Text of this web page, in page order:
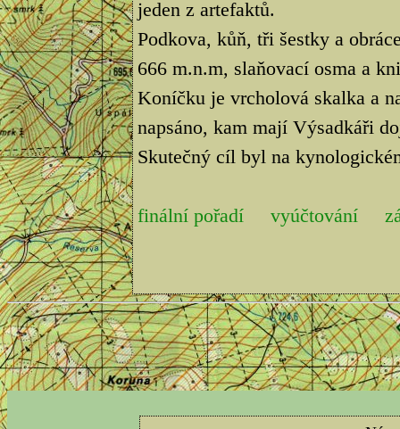
jeden z artefaktů.
Podkova, kůň, tři šestky a
666 m.n.m, slaňovací osma a
Koníčku je vrcholová skalka a
napsáno, kam mají Výsadkáři
Skutečný cíl byl na
finální pořadí vyúčtování